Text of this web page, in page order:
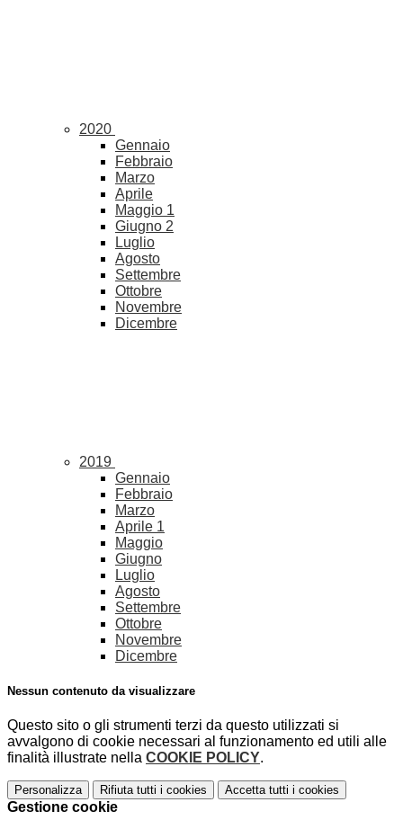
2020
Gennaio
Febbraio
Marzo
Aprile
Maggio 1
Giugno 2
Luglio
Agosto
Settembre
Ottobre
Novembre
Dicembre
2019
Gennaio
Febbraio
Marzo
Aprile 1
Maggio
Giugno
Luglio
Agosto
Settembre
Ottobre
Novembre
Dicembre
Nessun contenuto da visualizzare
Questo sito o gli strumenti terzi da questo utilizzati si
avvalgono di cookie necessari al funzionamento ed utili alle
finalità illustrate nella COOKIE POLICY.
Personalizza Rifiuta tutti i cookies Accetta tutti i cookies
Gestione cookie